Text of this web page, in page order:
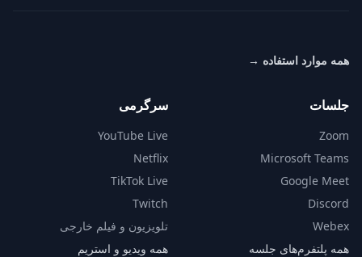
همه موارد استفاده →
جلسات
Zoom
Microsoft Teams
Google Meet
Discord
Webex
همه پلتفرم‌های جلسه
سرگرمی
YouTube Live
Netflix
TikTok Live
Twitch
تلویزیون و فیلم خارجی
همه ویدیو و استریم